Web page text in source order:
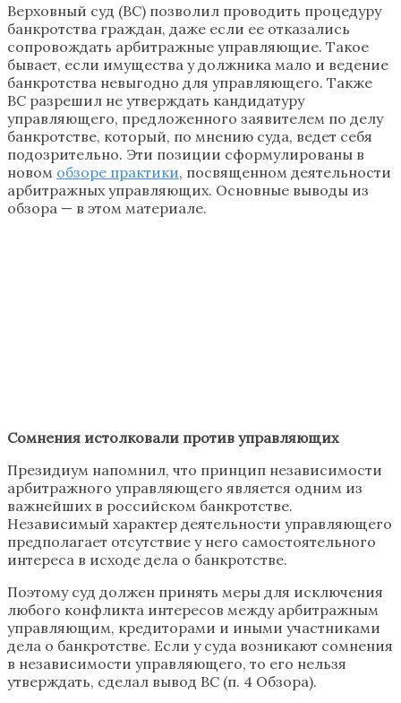
Верховный суд (ВС) позволил проводить процедуру
банкротства граждан, даже если ее отказались
сопровождать арбитражные управляющие. Такое
бывает, если имущества у должника мало и ведение
банкротства невыгодно для управляющего. Также
ВС разрешил не утверждать кандидатуру
управляющего, предложенного заявителем по делу
банкротстве, который, по мнению суда, ведет себя
подозрительно. Эти позиции сформулированы в
новом обзоре практики, посвященном деятельности
арбитражных управляющих. Основные выводы из
обзора — в этом материале.
Сомнения истолковали против управляющих
Президиум напомнил, что принцип независимости
арбитражного управляющего является одним из
важнейших в российском банкротстве.
Независимый характер деятельности управляющего
предполагает отсутствие у него самостоятельного
интереса в исходе дела о банкротстве.
Поэтому суд должен принять меры для исключения
любого конфликта интересов между арбитражным
управляющим, кредиторами и иными участниками
дела о банкротстве. Если у суда возникают сомнения
в независимости управляющего, то его нельзя
утверждать, сделал вывод ВС (п. 4 Обзора).